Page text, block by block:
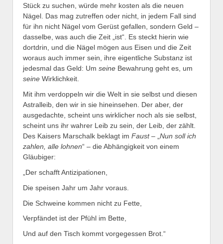
Stück zu suchen, würde mehr kosten als die neuen
Nägel. Das mag zutreffen oder nicht, in jedem Fall sind
für ihn nicht Nägel vom Gerüst gefallen, sondern Geld –
dasselbe, was auch die Zeit „ist“. Es steckt hierin wie
dortdrin, und die Nägel mögen aus Eisen und die Zeit
woraus auch immer sein, ihre eigentliche Substanz ist
jedesmal das Geld: Um seine Bewahrung geht es, um
seine Wirklichkeit.
Mit ihm verdoppeln wir die Welt in sie selbst und diesen
Astralleib, den wir in sie hineinsehen. Der aber, der
ausgedachte, scheint uns wirklicher noch als sie selbst,
scheint uns ihr wahrer Leib zu sein, der Leib, der zählt.
Des Kaisers Marschalk beklagt im Faust– „ Nun soll ich
zahlen, alle lohnen“ – die Abhängigkeit von einem
Gläubiger:
„Der schafft Antizipationen,
Die speisen Jahr um Jahr voraus.
Die Schweine kommen nicht zu Fette,
Verpfändet ist der Pfühl im Bette,
Und auf den Tisch kommt vorgegessen Brot.“